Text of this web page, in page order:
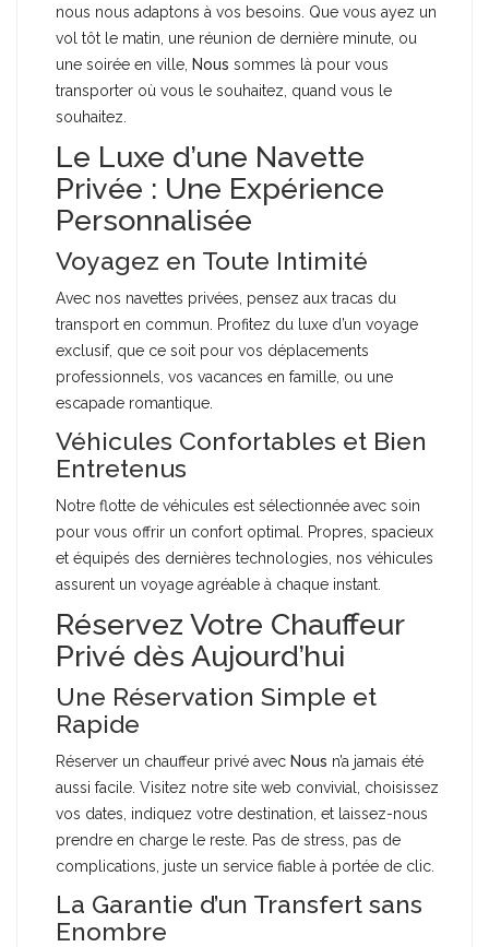
nous nous adaptons à vos besoins. Que vous ayez un
vol tôt le matin, une réunion de dernière minute, ou
une soirée en ville, Nous sommes là pour vous
transporter où vous le souhaitez, quand vous le
souhaitez.
Le Luxe d’une Navette
Privée : Une Expérience
Personnalisée
Voyagez en Toute Intimité
Avec nos navettes privées, pensez aux tracas du
transport en commun. Profitez du luxe d’un voyage
exclusif, que ce soit pour vos déplacements
professionnels, vos vacances en famille, ou une
escapade romantique.
Véhicules Confortables et Bien
Entretenus
Notre flotte de véhicules est sélectionnée avec soin
pour vous offrir un confort optimal. Propres, spacieux
et équipés des dernières technologies, nos véhicules
assurent un voyage agréable à chaque instant.
Réservez Votre Chauffeur
Privé dès Aujourd’hui
Une Réservation Simple et
Rapide
Réserver un chauffeur privé avec Nous n’a jamais été
aussi facile. Visitez notre site web convivial, choisissez
vos dates, indiquez votre destination, et laissez-nous
prendre en charge le reste. Pas de stress, pas de
complications, juste un service fiable à portée de clic.
La Garantie d’un Transfert sans
Enombre